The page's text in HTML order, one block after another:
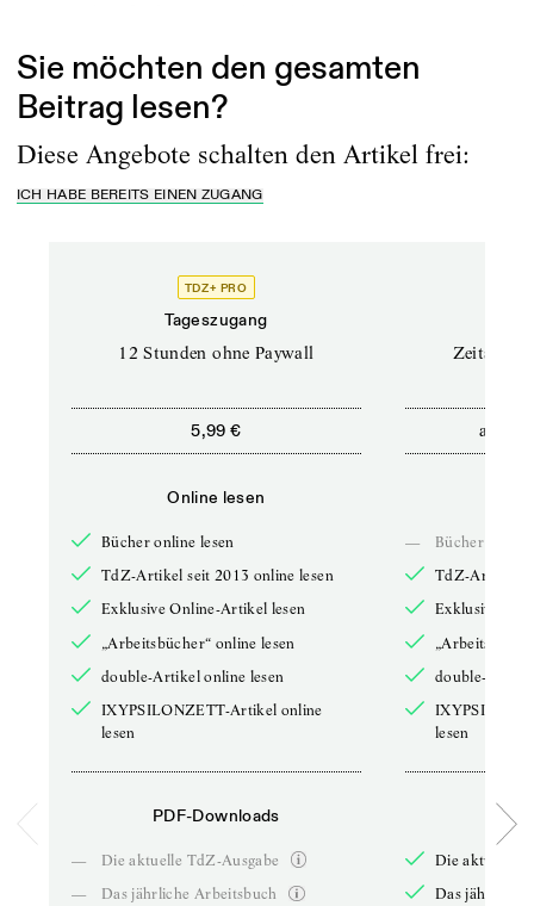
Sie möchten den gesamten
Beitrag lesen?
Diese Angebote schalten den Artikel frei:
ICH HABE BEREITS EINEN ZUGANG
TDZ+ PRO
Tageszugang
12 Stunden ohne Paywall
5,99 €
Online lesen
Bücher online lesen
TdZ-Artikel seit 2013 online lesen
Exklusive Online-Artikel lesen
„Arbeitsbücher“ online lesen
double-Artikel online lesen
IXYPSILONZETT-Artikel online
lesen
PDF-Downloads
—
Die aktuelle TdZ-Ausgabe
—
Das jährliche Arbeitsbuch
ab
—
Bücher online
TdZ-Artikel
Exklusive
double-
lesen
Die aktuelle
Das jährliche